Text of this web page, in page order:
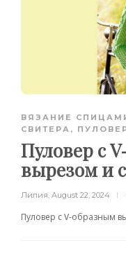
ВЯЗАНИЕ
СВИТЕРА,
Пуловер с
вырезом и
Лилия, August 22, 2024
Пуловер с V-образным